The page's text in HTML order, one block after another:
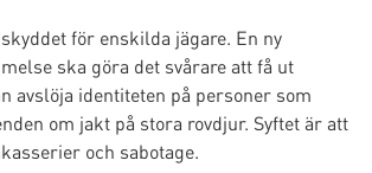
för enskilda jägare. En ny
ska göra det svårare att få ut
avslöja identiteten på personer som
om jakt på stora rovdjur. Syftet är att
och sabotage.